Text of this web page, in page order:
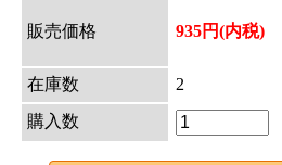
販売価格 935円(内税)
在庫数
2
購入数